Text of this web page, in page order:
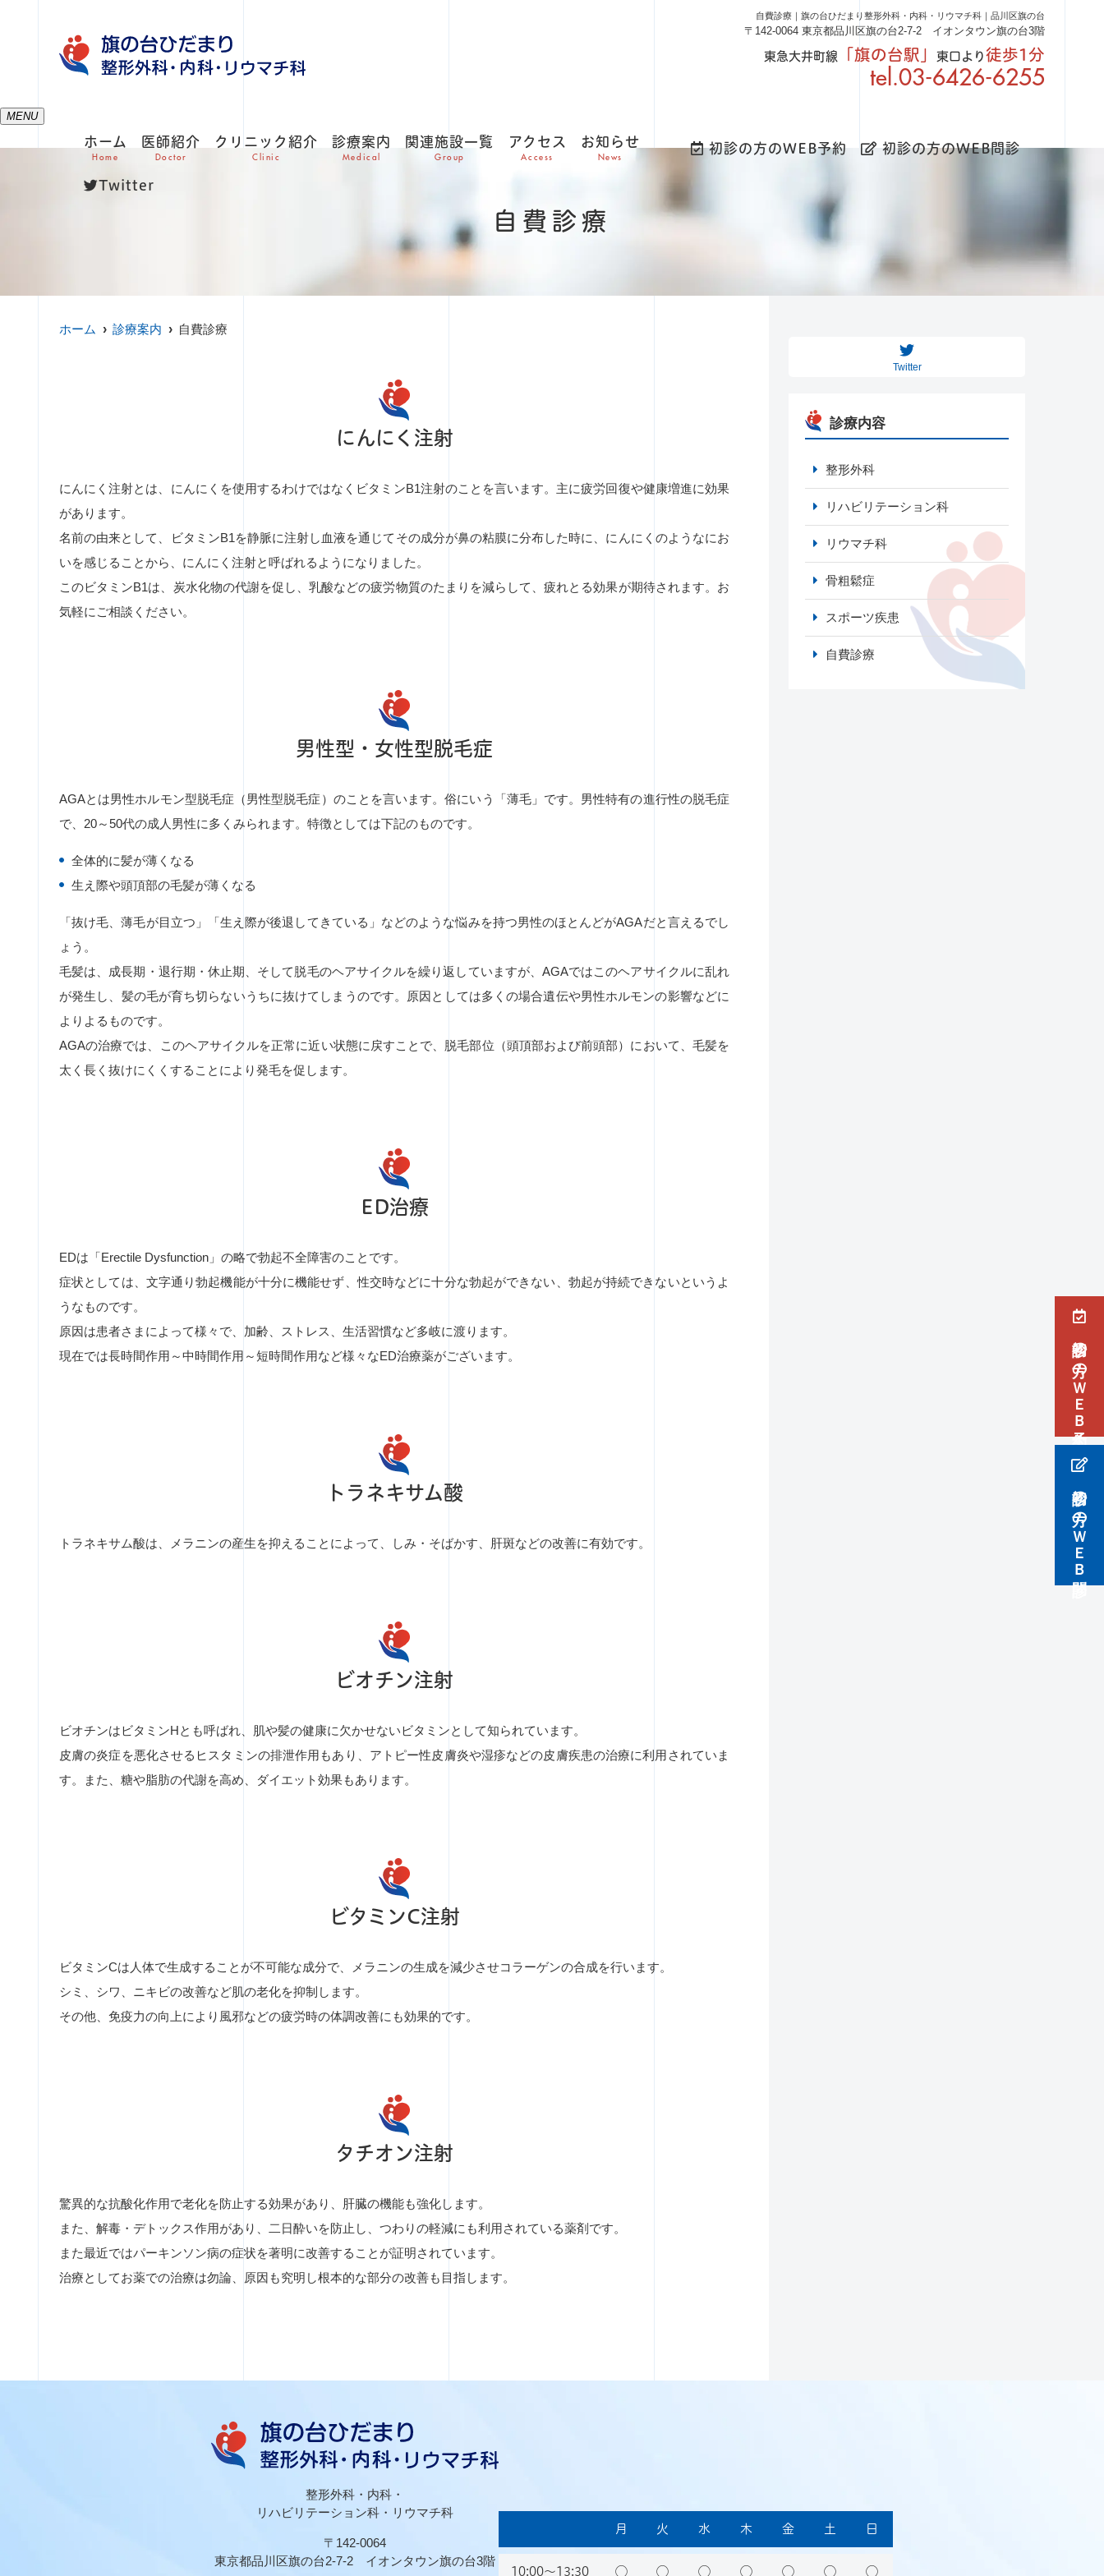
自費診療｜旗の台ひだまり整形外科・内科・リウマチ科｜品川区旗の台
〒142-0064 東京都品川区旗の台2-7-2 イオンタウン旗の台3階
東急大井町線 「旗の台駅」 東口より徒歩1分
03-6426-6255
初診の方のＷＥＢ予約
初診の方のＷＥＢ問診
MENU
ホーム
Home
医師紹介
Doctor
クリニック紹介
Clinic
診療案内
Medical
関連施設一覧
Group
アクセス
Access
お知らせ
News
初診の方のWEB予約 初診の方のWEB問診
Twitter
自費診療
ホーム 診療案内 自費診療
にんにく注射
にんにく注射とは、にんにくを使用するわけではなくビタミンB1注射のことを言います。主に疲労回復や健康増進に効果
があります。
名前の由来として、ビタミンB1を静脈に注射し血液を通じてその成分が鼻の粘膜に分布した時に、にんにくのようなにお
いを感じることから、にんにく注射と呼ばれるようになりました。
このビタミンB1は、炭水化物の代謝を促し、乳酸などの疲労物質のたまりを減らして、疲れとる効果が期待されます。お
気軽にご相談ください。
男性型・女性型脱毛症
AGAとは男性ホルモン型脱毛症（男性型脱毛症）のことを言います。俗にいう「薄毛」です。男性特有の進行性の脱毛症
で、20～50代の成人男性に多くみられます。特徴としては下記のものです。
全体的に髪が薄くなる
生え際や頭頂部の毛髪が薄くなる
「抜け毛、薄毛が目立つ」「生え際が後退してきている」などのような悩みを持つ男性のほとんどがAGAだと言えるでし
ょう。
毛髪は、成長期・退行期・休止期、そして脱毛のヘアサイクルを繰り返していますが、AGAではこのヘアサイクルに乱れ
が発生し、髪の毛が育ち切らないうちに抜けてしまうのです。原因としては多くの場合遺伝や男性ホルモンの影響などに
よりよるものです。
AGAの治療では、このヘアサイクルを正常に近い状態に戻すことで、脱毛部位（頭頂部および前頭部）において、毛髪を
太く長く抜けにくくすることにより発毛を促します。
ED治療
EDは「Erectile Dysfunction」の略で勃起不全障害のことです。
症状としては、文字通り勃起機能が十分に機能せず、性交時などに十分な勃起ができない、勃起が持続できないというよ
うなものです。
原因は患者さまによって様々で、加齢、ストレス、生活習慣など多岐に渡ります。
現在では長時間作用～中時間作用～短時間作用など様々なED治療薬がございます。
トラネキサム酸
トラネキサム酸は、メラニンの産生を抑えることによって、しみ・そばかす、肝斑などの改善に有効です。
ビオチン注射
ビオチンはビタミンHとも呼ばれ、肌や髪の健康に欠かせないビタミンとして知られています。
皮膚の炎症を悪化させるヒスタミンの排泄作用もあり、アトピー性皮膚炎や湿疹などの皮膚疾患の治療に利用されていま
す。また、糖や脂肪の代謝を高め、ダイエット効果もあります。
ビタミンC注射
ビタミンCは人体で生成することが不可能な成分で、メラニンの生成を減少させコラーゲンの合成を行います。
シミ、シワ、ニキビの改善など肌の老化を抑制します。
その他、免疫力の向上により風邪などの疲労時の体調改善にも効果的です。
タチオン注射
驚異的な抗酸化作用で老化を防止する効果があり、肝臓の機能も強化します。
また、解毒・デトックス作用があり、二日酔いを防止し、つわりの軽減にも利用されている薬剤です。
また最近ではパーキンソン病の症状を著明に改善することが証明されています。
治療としてお薬での治療は勿論、原因も究明し根本的な部分の改善も目指します。
Twitter
診療内容
整形外科
リハビリテーション科
リウマチ科
骨粗鬆症
スポーツ疾患
自費診療
整形外科・内科・
リハビリテーション科・リウマチ科
〒142-0064
東京都品川区旗の台2-7-2 イオンタウン旗の台3階
月 火 水 木 金 土 日
10:00〜13:30 ◯ ◯ ◯ ◯ ◯ ◯ ◯